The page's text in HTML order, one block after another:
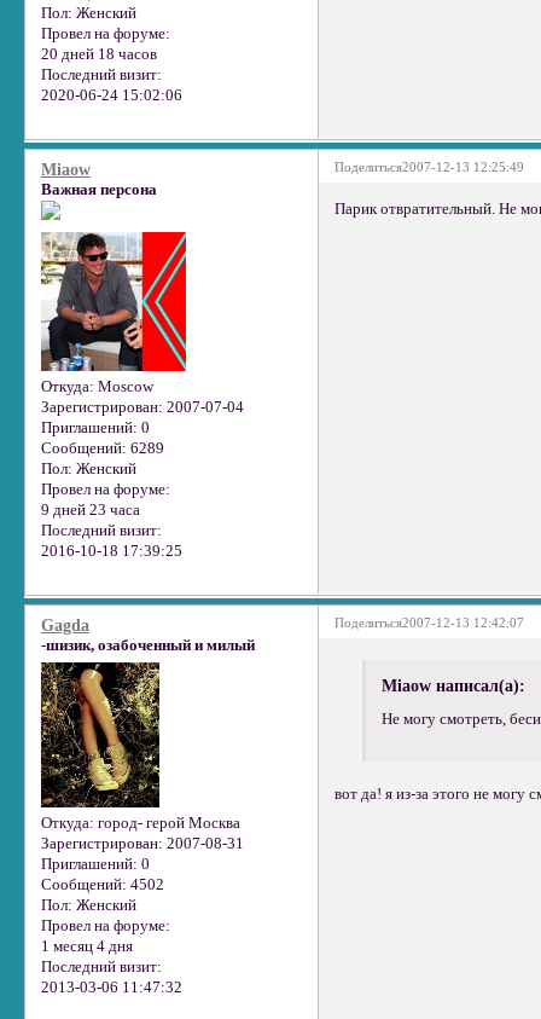
Пол: Женский
Провел на форуме:
20 дней 18 часов
Последний визит:
2020-06-24 15:02:06
Поделиться2007-12-13 12:25:49
Miaow
Важная персона
Откуда: Moscow
Зарегистрирован: 2007-07-04
Приглашений: 0
Сообщений: 6289
Пол: Женский
Провел на форуме:
9 дней 23 часа
Последний визит:
2016-10-18 17:39:25
Парик отвратительный. Не
Поделиться2007-12-13 12:42:07
Gagda
-шизик, озабоченный и милый
Откуда: город- герой Москва
Зарегистрирован: 2007-08-31
Приглашений: 0
Сообщений: 4502
Пол: Женский
Провел на форуме:
1 месяц 4 дня
Последний визит:
2013-03-06 11:47:32
Miaow написал(а):
Не могу смотреть,
вот да! я из-за этого не могу